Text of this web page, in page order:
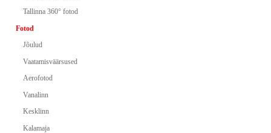
Tallinna 360° fotod
Fotod
Jõulud
Vaatamisväärsused
Aerofotod
Vanalinn
Kesklinn
Kalamaja